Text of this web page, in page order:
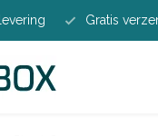
Gratis